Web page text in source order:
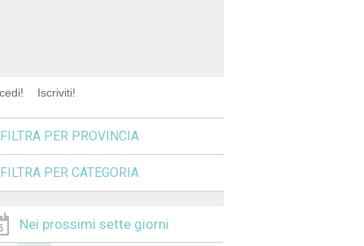
Iscriviti!
FILTRA PER PROVINCIA
FILTRA PER CATEGORIA
Nei prossimi sette giorni